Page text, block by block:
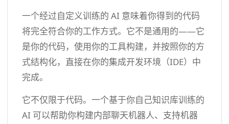
一个经过自定义训练的 AI 意味着你得到的代码
将完全符合你的工作方式。它不是通用的——它
是你的代码，使用你的工具构建，并按照你的方
式结构化，直接在你的集成开发环境（IDE）中
完成。
它不仅限于代码。一个基于你自己知识库训练的
AI 可以帮助你构建内部聊天机器人、支持机器